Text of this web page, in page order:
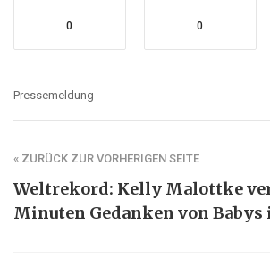
0 0
Pressemeldung
« ZURÜCK ZUR VORHERIGEN SEITE
Weltrekord: Kelly Malottke
Minuten Gedanken von Babys